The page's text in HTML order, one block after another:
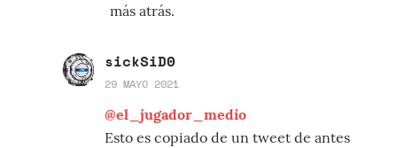
más atrás.
sickSiD0
29 MAYO 2021
@el_jugador_medio
Esto es copiado de un tweet de antes